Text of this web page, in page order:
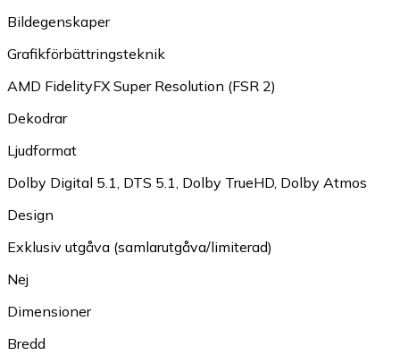
Bildegenskaper
Grafikförbättringsteknik
AMD FidelityFX Super Resolution (FSR 2)
Dekodrar
Ljudformat
Dolby Digital 5.1, DTS 5.1, Dolby TrueHD, Dolby Atmos
Design
Exklusiv utgåva (samlarutgåva/limiterad)
Nej
Dimensioner
Bredd